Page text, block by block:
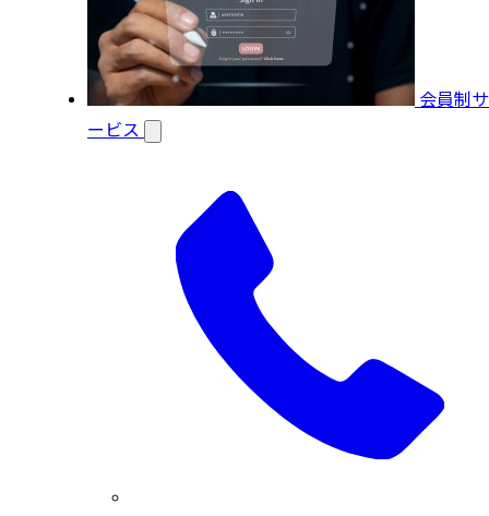
会員制サ
ービス